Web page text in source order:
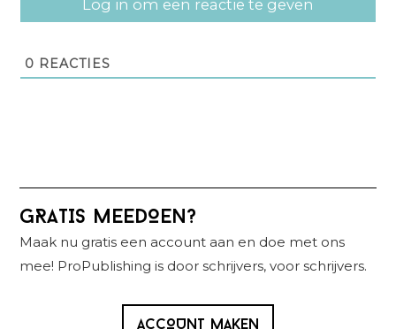
Log in om een reactie te geven
0 REACTIES
Primaire
Sidebar
GRATIS MEEDOEN?
Maak nu gratis een account aan en doe met ons
mee! ProPublishing is door schrijvers, voor schrijvers.
ACCOUNT MAKEN